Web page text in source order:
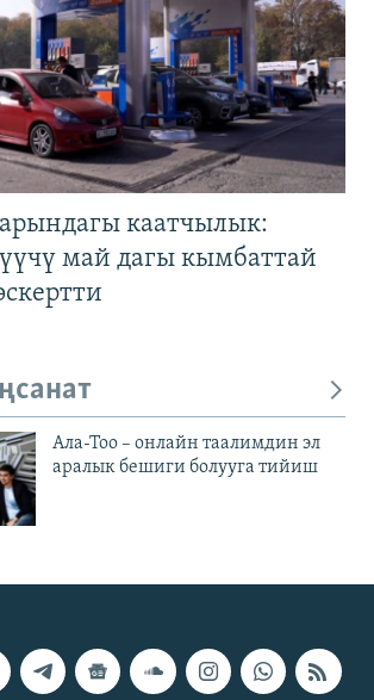
каатчылык:
май дагы кымбаттай
Ала-Тоо – онлайн таалимдин эл
аралык бешиги болууга тийиш